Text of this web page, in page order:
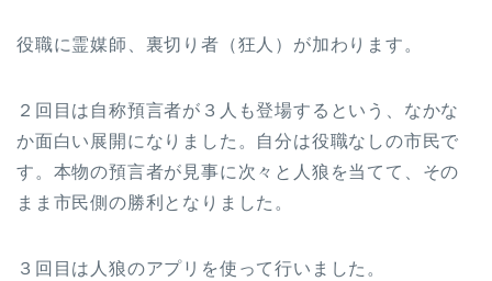
役職に霊媒師、裏切り者（狂人）が加わります。
２回目は自称預言者が３人も登場するという、なかな
か面白い展開になりました。自分は役職なしの市民で
す。本物の預言者が見事に次々と人狼を当てて、その
まま市民側の勝利となりました。
３回目は人狼のアプリを使って行いました。